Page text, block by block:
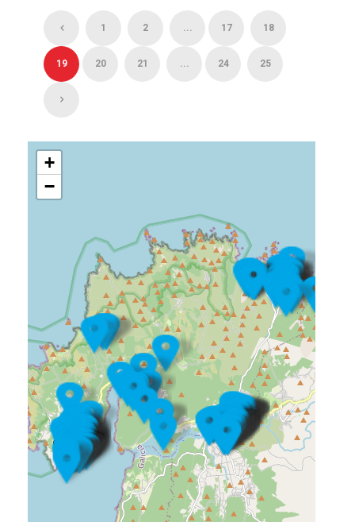
1 2 ... 17 18
19 20 21 ... 24 25
+
−